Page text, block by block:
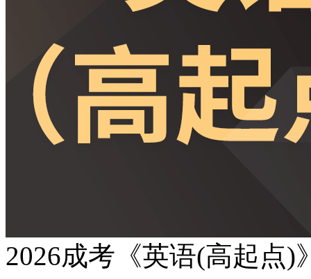
2026成考《英语(高起点)